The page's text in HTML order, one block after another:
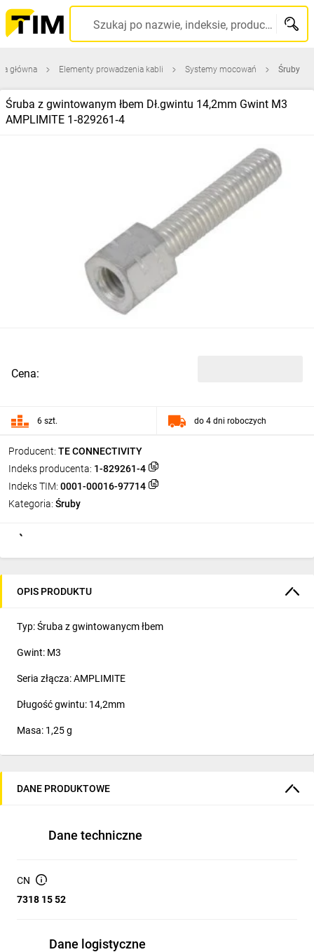
Szukaj po nazwie, indeksie, producencie, kodzie kreskowym...
główna Elementy prowadzenia kabli Systemy mocowań Śruby
Śruba z gwintowanym łbem Dł.gwintu 14,2mm Gwint M3
AMPLIMITE 1‑829261‑4
Producent: TE CONNECTIVITY
Indeks producenta: 1-829261-4
Indeks TIM: 0001-00016-97714
Kategoria: Śruby
Cena:
6 szt. do 4 dni roboczych
OPIS PRODUKTU
Typ: Śruba z gwintowanycm łbem
Gwint: M3
Seria złącza: AMPLIMITE
Długość gwintu: 14,2mm
Masa: 1,25 g
DANE PRODUKTOWE
Dane techniczne
CN
7318 15 52
Dane logistyczne